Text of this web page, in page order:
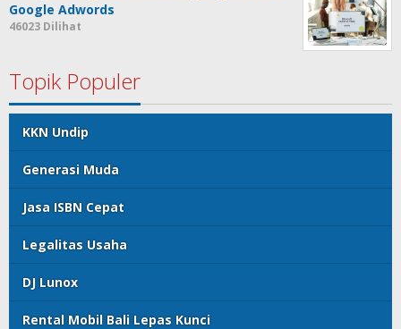
Google Adwords
46023 Dilihat
Topik Populer
KKN Undip
Generasi Muda
Jasa ISBN Cepat
Legalitas Usaha
DJ Lunox
Rental Mobil Bali Lepas Kunci